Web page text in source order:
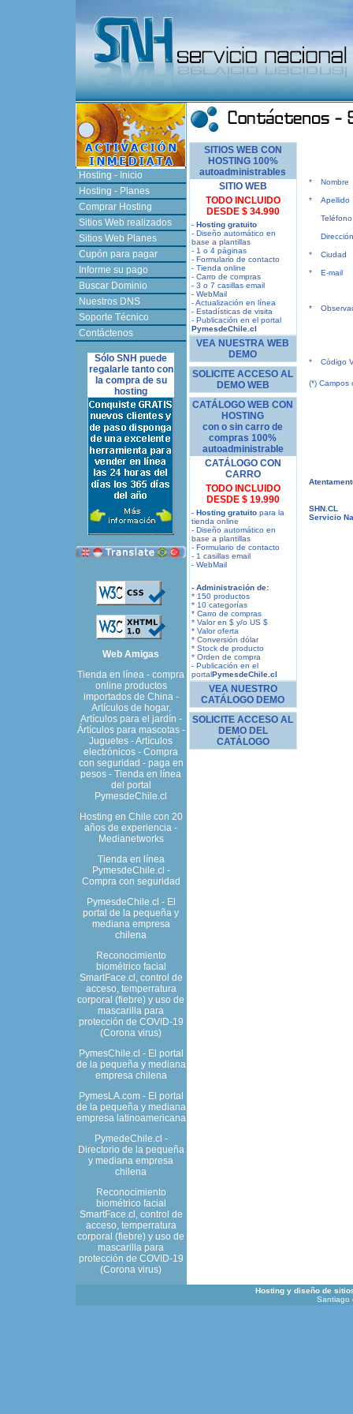
Hosting - Inicio
Hosting - Planes
Comprar Hosting
Sitios Web realizados
Sitios Web Planes
Cupón para pagar
Informe su pago
Buscar Dominio
Nuestros DNS
Soporte Técnico
Contáctenos
Sólo SNH puede
regalarle tanto con
la compra de su
hosting
Web Amigas
Tienda en línea - compra
online productos
importados de China -
Artículos de hogar,
Artículos para el jardín -
Ártículos para mascotas -
Juguetes - Artículos
electrónicos - Compra
con seguridad - paga en
pesos - Tienda en línea
del portal
PymesdeChile.cl
Hosting en Chile con 20
años de experiencia -
Medianetworks
Tienda en línea
PymesdeChile.cl -
Compra con seguridad
PymesdeChile.cl - El
portal de la pequeña y
mediana empresa
chilena
Reconocimiento
biométrico facial
SmartFace.cl, control de
acceso, temperratura
corporal (fiebre) y uso de
mascarilla para
protección de COVID-19
(Corona virus)
PymesChile.cl - El portal
de la pequeña y mediana
empresa chilena
PymesLA.com - El portal
de la pequeña y mediana
empresa latinoamericana
PymedeChile.cl -
Directorio de la pequeña
y mediana empresa
chilena
Reconocimiento
biométrico facial
SmartFace.cl, control de
acceso, temperratura
corporal (fiebre) y uso de
mascarilla para
protección de COVID-19
(Corona virus)
SITIOS WEB CON
HOSTING 100%
autoadministrables
SITIO WEB
TODO INCLUIDO
DESDE $ 34.990
- Hosting gratuito
- Diseño automático en
base a plantillas
- 1 o 4 páginas
- Formulario de contacto
- Tienda online
- Carro de compras
- 3 o 7 casillas email
- WebMail
- Actualización en línea
- Estadísticas de visita
- Publicación en el portal
PymesdeChile.cl
VEA NUESTRA WEB
DEMO
SOLICITE ACCESO AL
DEMO WEB
CATÁLOGO WEB CON
HOSTING
con o sin carro de
compras 100%
autoadministrable
CATÁLOGO CON
CARRO
TODO INCLUIDO
DESDE $ 19.990
- Hosting gratuitopara la
tienda online
- Diseño automático en
base a plantillas
- Formulario de contacto
- 1 casillas email
- WebMail
- Administración de:
* 150 productos
* 10 categorías
* Carro de compras
* Valor en $ y/o US $
* Valor oferta
* Conversión dólar
* Stock de producto
* Orden de compra
- Publicación en el
portalPymesdeChile.cl
VEA NUESTRO
CATÁLOGO DEMO
SOLICITE ACCESO AL
DEMO DEL
CATÁLOGO
* Nombre
* Apellido
Teléfono
Dirección
* Ciudad
* E-mail
*
* Código
(*) Campos
SHN.CL
Servicio
Hosting y diseño de
Santiago